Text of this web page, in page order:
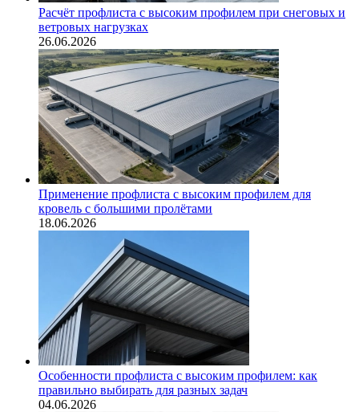
Расчёт профлиста с высоким профилем при снеговых и
ветровых нагрузках
26.06.2026
Применение профлиста с высоким профилем для
кровель с большими пролётами
18.06.2026
Особенности профлиста с высоким профилем: как
правильно выбирать для разных задач
04.06.2026